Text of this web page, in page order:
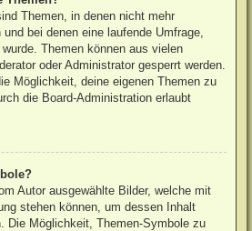
Themen, in denen nicht mehr
bei denen eine laufende Umfrage,
Themen können aus vielen
oder Administrator gesperrt werden.
Möglichkeit, deine eigenen Themen zu
die Board-Administration erlaubt
Autor ausgewählte Bilder, welche mit
stehen können, um dessen Inhalt
Die Möglichkeit, Themen-Symbole zu